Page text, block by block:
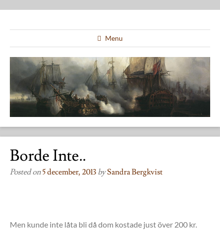
Menu
Borde Inte..
Posted on5 december, 2013 bySandra Bergkvist
Men kunde inte låta bli då dom kostade just över 200 kr.